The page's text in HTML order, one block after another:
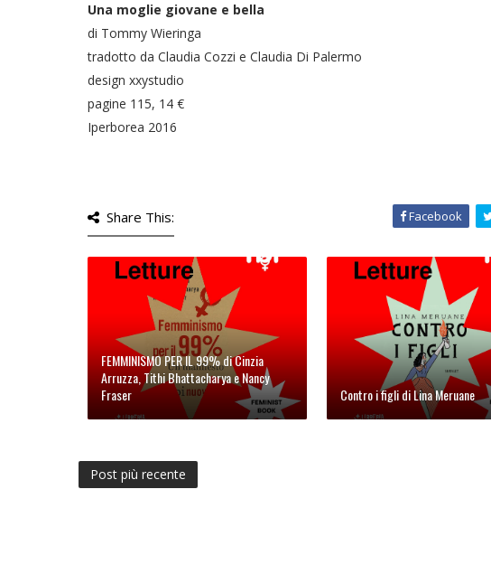
Una moglie giovane e bella
di Tommy Wieringa
tradotto da Claudia Cozzi e Claudia Di Palermo
design xxystudio
pagine 115, 14 €
Iperborea 2016
Share This: Facebook
FEMMINISMO PER IL 99% di Cinzia
Arruzza, Tithi Bhattacharya e Nancy
Fraser
Contro i figli di Lina Meruane
Post più recente